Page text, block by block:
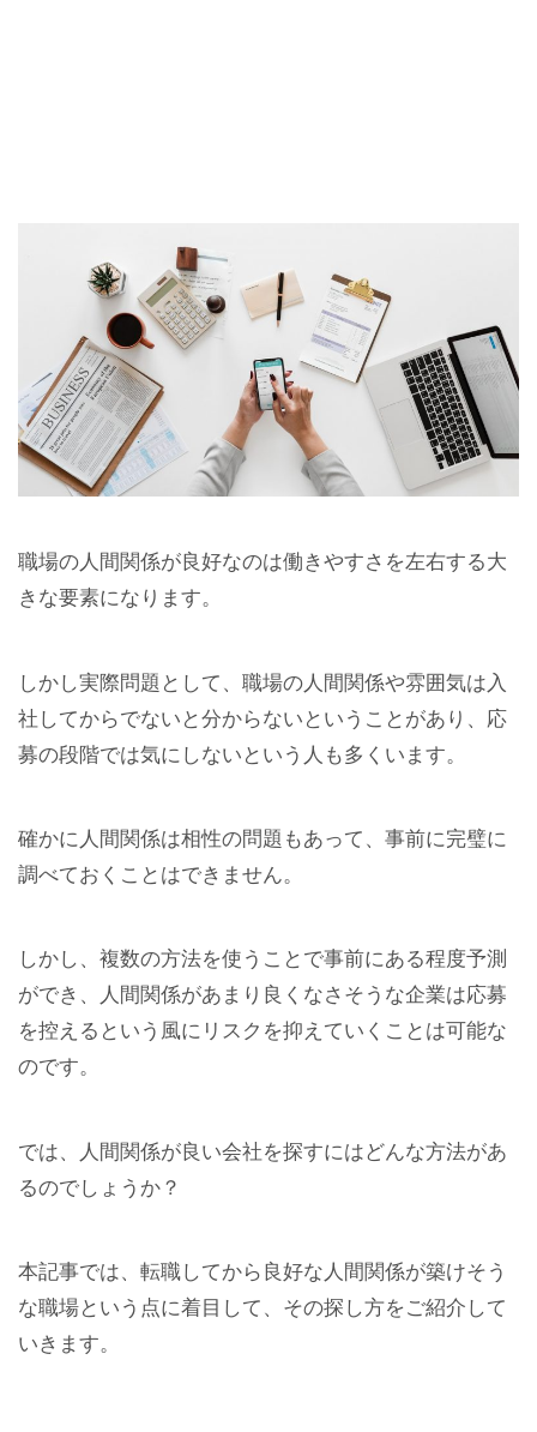
職場の人間関係が良好なのは働きやすさを左右する大
きな要素になります。
しかし実際問題として、職場の人間関係や雰囲気は入
社してからでないと分からないということがあり、応
募の段階では気にしないという人も多くいます。
確かに人間関係は相性の問題もあって、事前に完璧に
調べておくことはできません。
しかし、複数の方法を使うことで事前にある程度予測
ができ、人間関係があまり良くなさそうな企業は応募
を控えるという風にリスクを抑えていくことは可能な
のです。
では、人間関係が良い会社を探すにはどんな方法があ
るのでしょうか？
本記事では、転職してから良好な人間関係が築けそう
な職場という点に着目して、その探し方をご紹介して
いきます。